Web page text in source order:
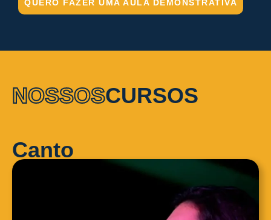
QUERO FAZER UMA AULA DEMONSTRATIVA
NOSSOSCURSOS
Canto